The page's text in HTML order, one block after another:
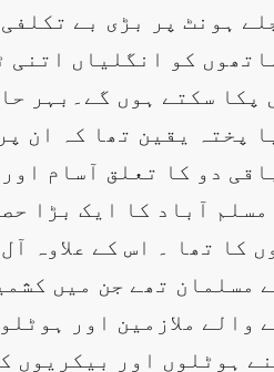
ہونٹ پر بڑی بے
کو انگلیاں اتنی
پکا سکتے ہوں گے۔بہر
پختہ یقین تھا کہ ان
دو کا تعلق آسام
آباد کا ایک بڑا
کا تھا ۔ اس کے علاوہ
مسلمان تھے جن میں
والے ملازمین اور
ہوٹلوں اور بیکریوں